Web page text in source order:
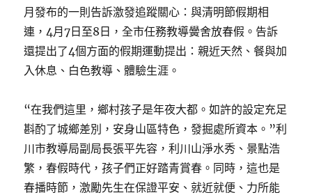
月發布的一則告訴激發追蹤關心：與清明節假期相
連，4月7日至8日，全市任務教導黌舍放春假。告訴
還提出了4個方面的假期運動提出：親近天然、餐與加
入休息、白色教導、體驗生涯。
“在我們這里，鄉村孩子是年夜大都。如許的設定充足
斟酌了城鄉差別，安身山區特色，發掘處所資本。”利
川市教導局副局長張平先容，利川山淨水秀、景點浩
繁，春假時代，孩子們正好踏青賞春。同時，這也是
春播時節，激勵先生在保證平安、就近就便、力所能